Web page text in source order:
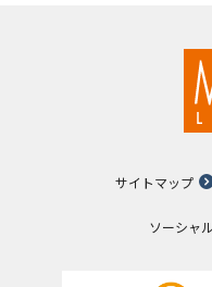
サイトマップ
ソーシャ